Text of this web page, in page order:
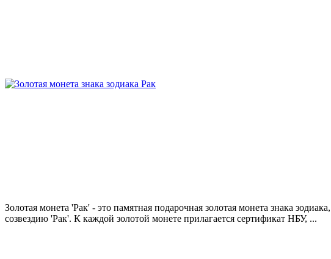
Золотая монета 'Рак' - это памятная подарочная золотая монета знака
созвездию 'Рак'. К каждой золотой монете прилагается сертификат НБУ, ...